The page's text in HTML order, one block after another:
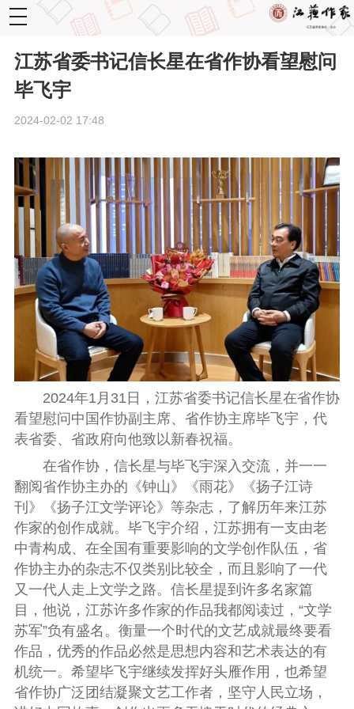
toggle
navigation
江苏省委书记信长星在省作协看望慰问
毕飞宇
2024-02-02 17:48
2024年1月31日，江苏省委书记信长星在省作协
看望慰问中国作协副主席、省作协主席毕飞宇，代
表省委、省政府向他致以新春祝福。
在省作协，信长星与毕飞宇深入交流，并一一
翻阅省作协主办的《钟山》《雨花》《扬子江诗
刊》《扬子江文学评论》等杂志，了解历年来江苏
作家的创作成就。毕飞宇介绍，江苏拥有一支由老
中青构成、在全国有重要影响的文学创作队伍，省
作协主办的杂志不仅类别比较全，而且影响了一代
又一代人走上文学之路。信长星提到许多名家篇
目，他说，江苏许多作家的作品我都阅读过，“文学
苏军”负有盛名。衡量一个时代的文艺成就最终要看
作品，优秀的作品必然是思想内容和艺术表达的有
机统一。希望毕飞宇继续发挥好头雁作用，也希望
省作协广泛团结凝聚文艺工作者，坚守人民立场，